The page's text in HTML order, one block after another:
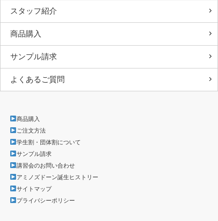
スタッフ紹介
商品購入
サンプル請求
よくあるご質問
商品購入
ご注文方法
学生割・団体割について
サンプル請求
講習会のお問い合わせ
アミノズドーン誕生ヒストリー
サイトマップ
プライバシーポリシー